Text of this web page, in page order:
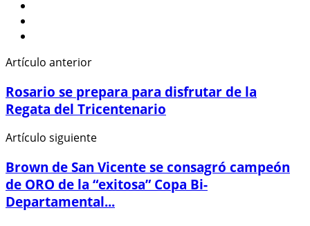
Artículo anterior
Rosario se prepara para disfrutar de la
Regata del Tricentenario
Artículo siguiente
Brown de San Vicente se consagró campeón
de ORO de la “exitosa” Copa Bi-
Departamental...